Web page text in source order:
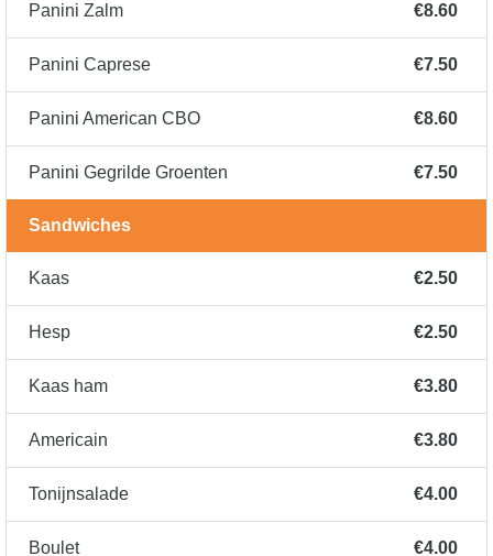
Panini Zalm €8.60
Panini Caprese €7.50
Panini American CBO €8.60
Panini Gegrilde Groenten €7.50
Sandwiches
Kaas €2.50
Hesp €2.50
Kaas ham €3.80
Americain €3.80
Tonijnsalade €4.00
Boulet €4.00